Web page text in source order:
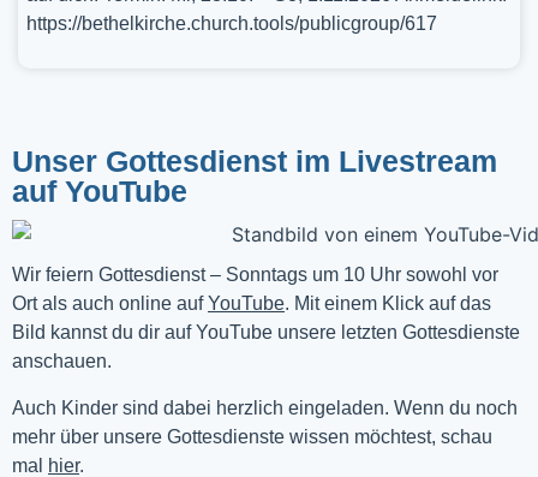
https://bethelkirche.church.tools/publicgroup/617
Unser Gottesdienst im Livestream
auf YouTube
Wir feiern Gottesdienst – Sonntags um 10 Uhr sowohl vor
Ort als auch online auf YouTube. Mit einem Klick auf das
Bild kannst du dir auf YouTube unsere letzten Gottesdienste
anschauen.
Auch Kinder sind dabei herzlich eingeladen. Wenn du noch
mehr über unsere Gottesdienste wissen möchtest, schau
mal
hier.